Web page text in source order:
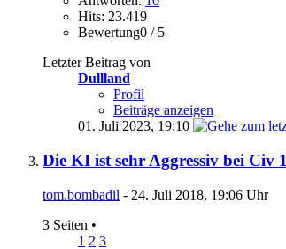
Hits: 23.419
Bewertung0 / 5
Letzter Beitrag von
Dullland
Profil
Beiträge anzeigen
01. Juli 2023, 19:10
Die KI ist sehr Aggressiv bei Civ 1
tom.bombadil - 24. Juli 2018, 19:06 Uhr
3 Seiten •
1 2 3